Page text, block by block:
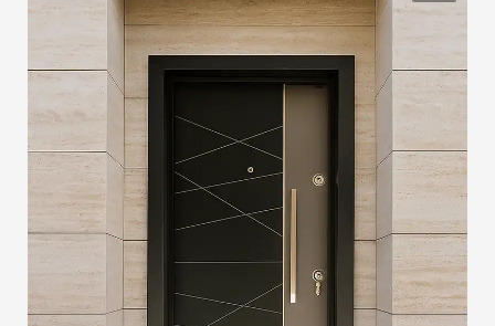
Sundays by appointment only!